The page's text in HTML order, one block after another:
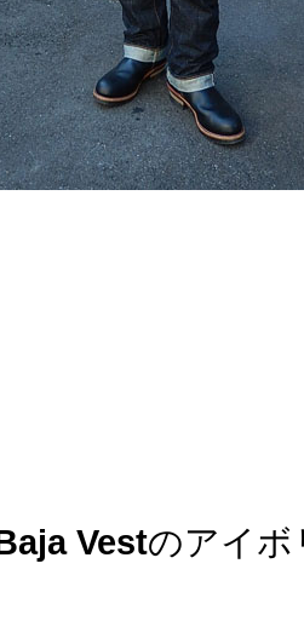
Vestのアイボ